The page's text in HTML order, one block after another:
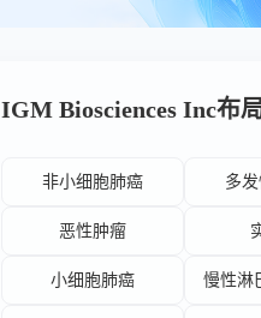
IGM Biosciences Inc布
非小细胞肺癌 多
恶性肿瘤
小细胞肺癌